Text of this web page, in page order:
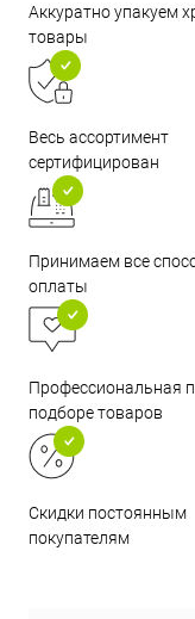
Аккуратно упакуем
товары
Весь ассортимент
сертифицирован
Принимаем все
оплаты
Профессиональная
подборе товаров
Скидки постоянным
покупателям